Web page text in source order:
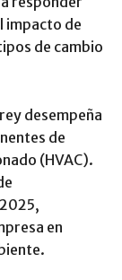
impacto de
de cambio
desempeña
de
(HVAC).
en